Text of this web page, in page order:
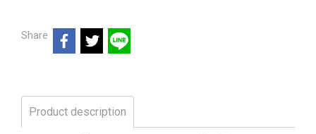
Share
Product description